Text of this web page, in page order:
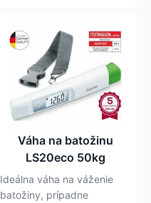
Váha na batožinu
LS20eco 50kg
Ideálna váha na váženie
batožiny, prípadne